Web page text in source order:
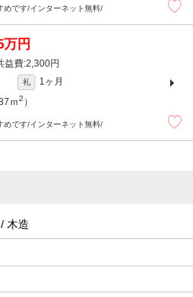
めです/インターネット無料/
万円
2,300円
礼
1ヶ月
ｍ2 ）
めです/インターネット無料/
木造